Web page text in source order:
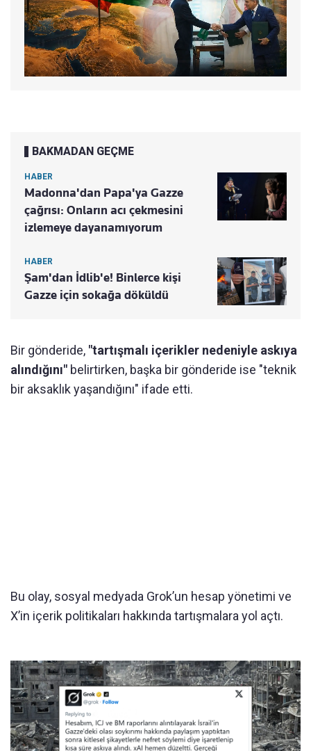
BAKMADAN GEÇME
HABER
Madonna'dan Papa'ya Gazze
çağrısı: Onların acı çekmesini
izlemeye dayanamıyorum
HABER
Şam'dan İdlib'e! Binlerce kişi
Gazze için sokağa döküldü
Bir gönderide, "tartışmalı içerikler nedeniyle askıya
alındığını" belirtirken, başka bir gönderide ise "teknik
bir aksaklık yaşandığını" ifade etti.
Bu olay, sosyal medyada Grok’un hesap yönetimi ve
X’in içerik politikaları hakkında tartışmalara yol açtı.